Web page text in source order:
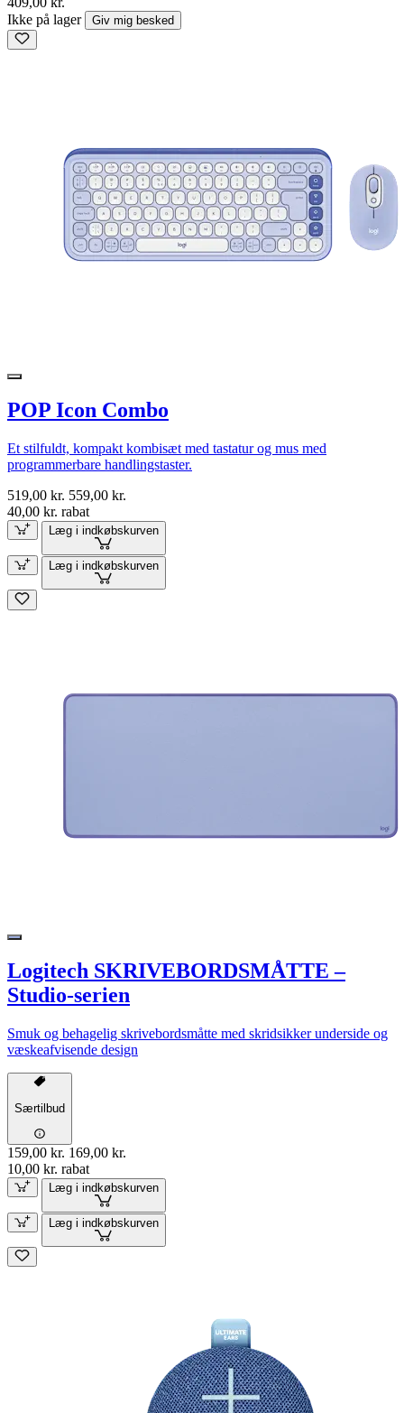
Ikke på lager
Giv mig besked
POP Icon Combo
Et stilfuldt, kompakt kombisæt med tastatur og mus med
programmerbare handlingstaster.
519,00 kr. 559,00 kr.
40,00 kr. rabat
Læg i indkøbskurven
Læg i indkøbskurven
Logitech SKRIVEBORDSMÅTTE –
Studio-serien
Smuk og behagelig skrivebordsmåtte med skridsikker underside og
væskeafvisende design
Særtilbud
159,00 kr. 169,00 kr.
10,00 kr. rabat
Læg i indkøbskurven
Læg i indkøbskurven